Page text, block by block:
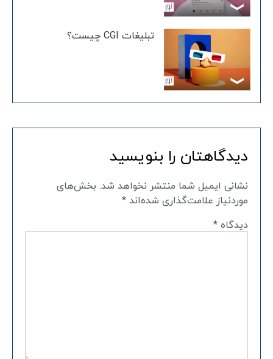
تبلیغات CGI چیست؟
دیدگاهتان را بنویسید
نشانی ایمیل شما منتشر نخواهد شد. بخش‌های
موردنیاز علامت‌گذاری شده‌اند *
دیدگاه *